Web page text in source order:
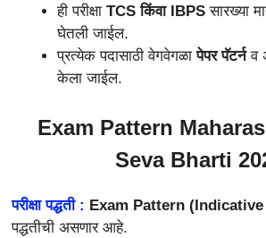
ही परीक्षा TCS किंवा IBPS सारख्या
घेतली जाईल.
प्रत्येक पदासाठी वेगवेगळापेपर पॅटर्नव
केला जाईल.
Exam Pattern
Seva Bharti
परीक्षा पद्धती : Exam Pattern
पद्धतीची असणार आहे.